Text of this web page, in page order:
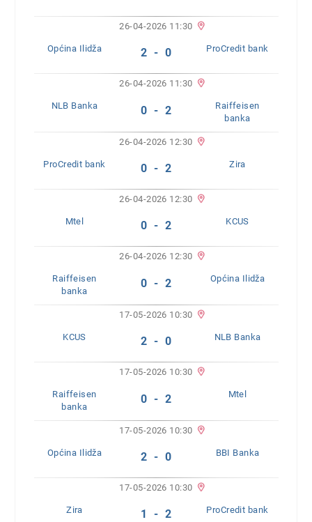
26-04-2026 11:30
Općina Ilidža 2 - 0 ProCredit bank
26-04-2026 11:30
NLB Banka 0 - 2
Raiffeisen
banka
26-04-2026 12:30
ProCredit bank 0 - 2 Zira
26-04-2026 12:30
Mtel 0 - 2 KCUS
26-04-2026 12:30
Raiffeisen
banka
0 - 2 Općina Ilidža
17-05-2026 10:30
KCUS 2 - 0 NLB Banka
17-05-2026 10:30
Raiffeisen
banka
0 - 2 Mtel
17-05-2026 10:30
Općina Ilidža 2 - 0 BBI Banka
17-05-2026 10:30
Zira 1 - 2 ProCredit bank